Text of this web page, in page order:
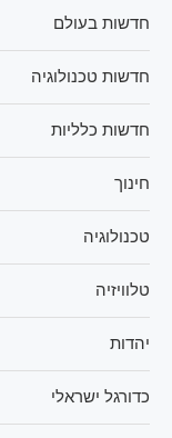
חדשות בעולם
חדשות טכנולוגיה
חדשות כלליות
חינוך
טכנולוגיה
טלוויזיה
יהדות
כדורגל ישראלי